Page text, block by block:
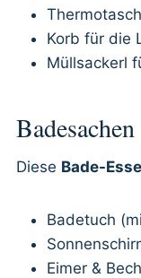
Korb für die
Müllsackerl
Badesachen
Diese Bade-
Badetuch
Eimer &